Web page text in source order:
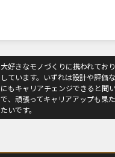
大好きなモノづくりに携われてお
しています。いずれは設計や評価
にもキャリアチェンジできると聞
で、頑張ってキャリアアップも果
たいです。